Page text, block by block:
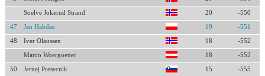
Soelve Jokerud Strand 20 -550
47 Jan Habdas 19 -551
48 Iver Olaussen 18 -552
Marco Woergoetter 18 -552
50 Jernej Presecnik 15 -555